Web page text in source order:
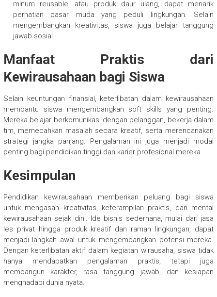
minum reusable, atau produk daur ulang, dapat menarik
perhatian pasar muda yang peduli lingkungan. Selain
mengembangkan kreativitas, siswa juga belajar tanggung
jawab sosial.
Manfaat Praktis dari
Kewirausahaan bagi Siswa
Selain keuntungan finansial, keterlibatan dalam kewirausahaan
membantu siswa mengembangkan soft skills yang penting.
Mereka belajar berkomunikasi dengan pelanggan, bekerja dalam
tim, memecahkan masalah secara kreatif, serta merencanakan
strategi jangka panjang. Pengalaman ini juga menjadi modal
penting bagi pendidikan tinggi dan karier profesional mereka.
Kesimpulan
Pendidikan kewirausahaan memberikan peluang bagi siswa
untuk mengasah kreativitas, keterampilan praktis, dan mental
kewirausahaan sejak dini. Ide bisnis sederhana, mulai dari jasa
les privat hingga produk kreatif dan ramah lingkungan, dapat
menjadi langkah awal untuk mengembangkan potensi mereka.
Dengan keterlibatan aktif dalam kegiatan wirausaha, siswa tidak
hanya mendapatkan pengalaman praktis, tetapi juga
membangun karakter, rasa tanggung jawab, dan kesiapan
menghadapi dunia nyata.